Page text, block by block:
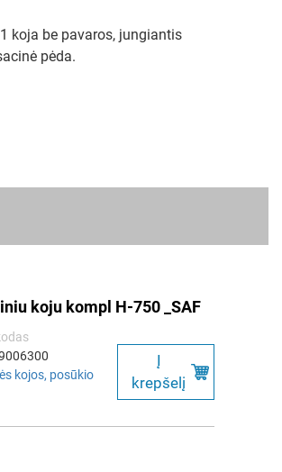
koja be pavaros, jungiantis
pėda.
koju kompl H-750 _SAF
kojos, posūkio
Į
krepšelį